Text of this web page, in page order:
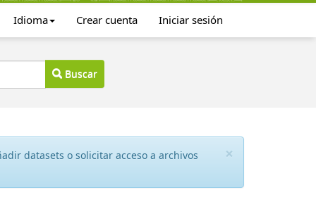
Idioma Crear cuenta Iniciar sesión
Buscar
×
datasets o solicitar acceso a archivos